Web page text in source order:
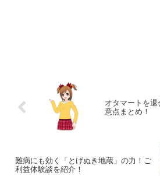
オタマートを
意点まとめ！
難病にも効く「とげぬき地蔵」の力！ご
利益体験談を紹介！